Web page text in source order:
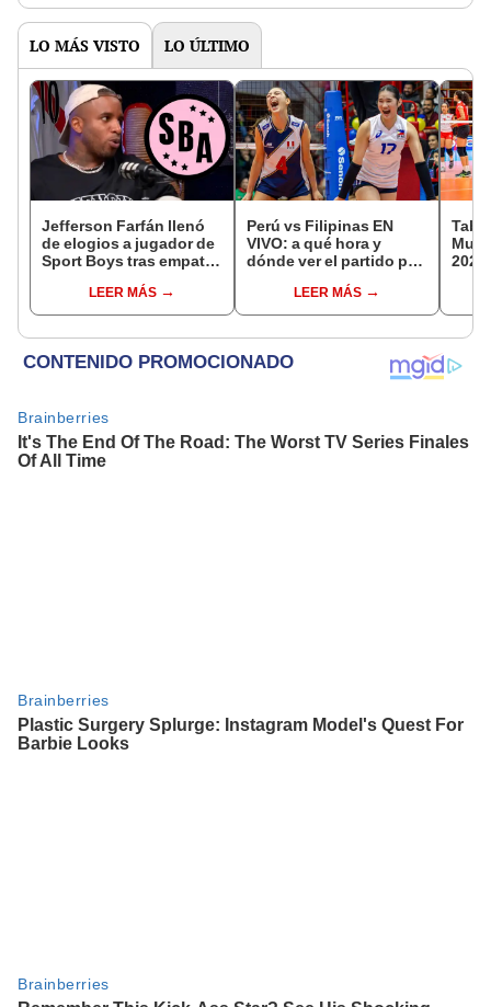
LO MÁS VISTO LO ÚLTIMO
Jefferson Farfán llenó
de elogios a jugador de
Sport Boys tras empate
"Ojalá puedas volver
pronto a tu casa"
LEER MÁS
Perú vs Filipinas EN
VIVO: a qué hora y
dónde ver el partido por
Vóley 2026LEER MÁS